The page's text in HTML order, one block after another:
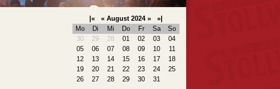
|« « August 2024 »
»|
Mo
Di Mi Do Fr Sa
So
30
29 28 01 02 03
04
05
06 07 08 09 10
11
12
13 14 15 16 17
18
19
20 21 22 23 24
25
26
27 28 29 30 31